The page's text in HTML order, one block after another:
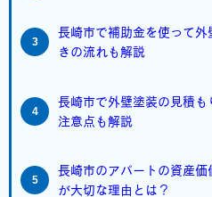
長崎市で補助金を使って
きの流れも解説
長崎市で外壁塗装の見積も
注意点も解説
長崎市のアパートの資産
が大切な理由とは？